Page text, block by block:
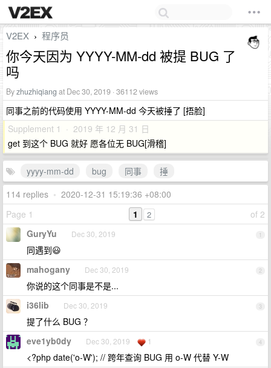
V2EX › 程序员
你今天因为 YYYY-MM-dd 被提 BUG 了
吗
Byzhuzhiqiang at Dec 30, 2019 · 36112 views
同事之前的代码使用 YYYY-MM-dd 今天被捶了 [捂脸]
Supplement 1 · 2019 年 12 月 31 日
get 到这个 BUG 就好 愿各位无 BUG[滑稽]
yyyy-mm-dd bug 同事
捶
114 replies • 2020-12-31 15:19:36 +08:00
Page 1
of 2
1 2
1
GuryYu Dec 30, 2019
同遇到😃
2
mahogany Dec 30, 2019
你说的这个同事是不是...
3
i36lib Dec 30, 2019
提了什么 BUG ？
4
eve1yb0dy Dec 30, 2019 1
<?php date('o-W'); // 跨年查询 BUG 用 o-W 代替 Y-W